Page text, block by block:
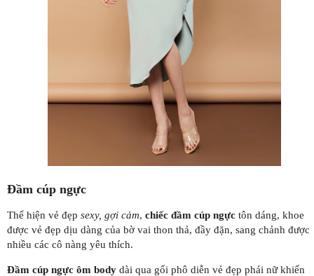
Đầm cúp ngực
Thể hiện vẻ đẹp sexy, gợi cảm, chiếc đầm cúp ngực tôn dáng, khoe
được vẻ đẹp dịu dàng của bờ vai thon thả, đầy đặn, sang chảnh được
nhiều các cô nàng yêu thích.
Đầm cúp ngực ôm body dài qua gối phô diễn vẻ đẹp phái nữ khiến